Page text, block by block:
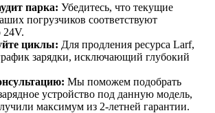
парка: Убедитесь, что текущие
погрузчиков соответствуют
циклы: Для продления ресурса Larf,
зарядки, исключающий глубокий
Мы поможем подобрать
устройство под данную модель,
максимум из 2-летней гарантии.